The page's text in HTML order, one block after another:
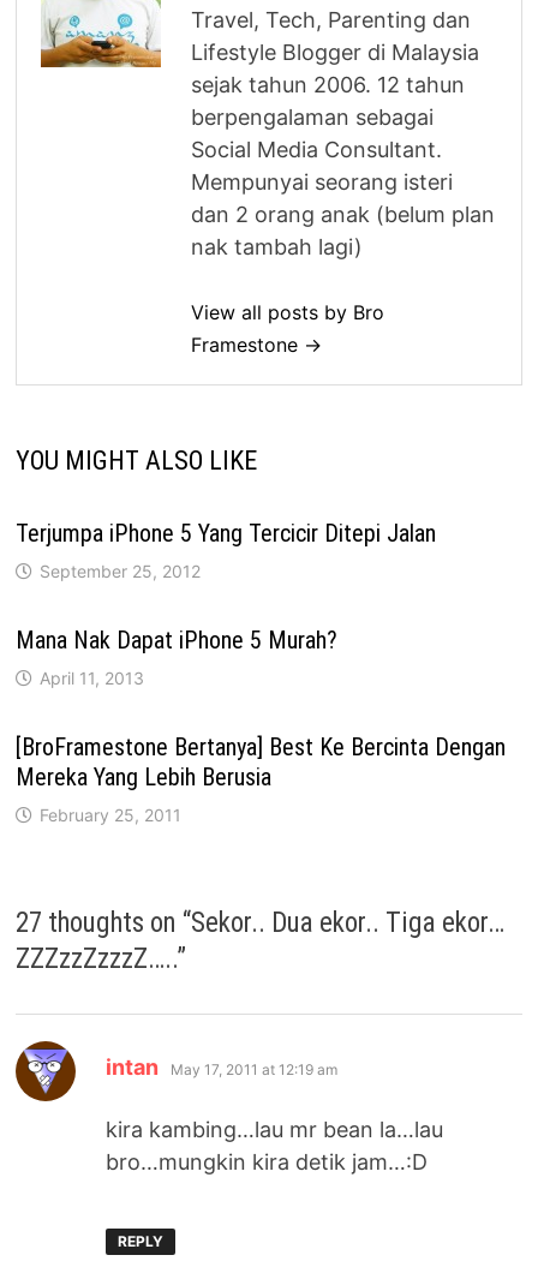
Travel, Tech, Parenting dan
Lifestyle Blogger di Malaysia
sejak tahun 2006. 12 tahun
berpengalaman sebagai
Social Media Consultant.
Mempunyai seorang isteri
dan 2 orang anak (belum plan
nak tambah lagi)
View all posts by Bro
Framestone →
YOU MIGHT ALSO LIKE
Terjumpa iPhone 5 Yang Tercicir Ditepi Jalan
September 25, 2012
Mana Nak Dapat iPhone 5 Murah?
April 11, 2013
[BroFramestone Bertanya] Best Ke Bercinta Dengan
Mereka Yang Lebih Berusia
February 25, 2011
27 thoughts on “Sekor.. Dua ekor.. Tiga ekor…
ZZZzzZzzzZ…..”
intan says:
May 17, 2011 at 12:19 am
kira kambing…lau mr bean la…lau
bro…mungkin kira detik jam…:D
REPLY